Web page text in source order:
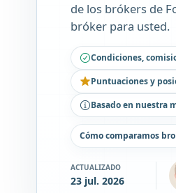
de los brókers de
bróker para usted.
Condiciones,
Puntuaciones y
Basado en nuestra
Cómo comparamos
ACTUALIZADO
23 jul. 2026